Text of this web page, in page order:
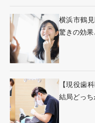
横浜市鶴
驚きの効果
【現役歯
結局どっち